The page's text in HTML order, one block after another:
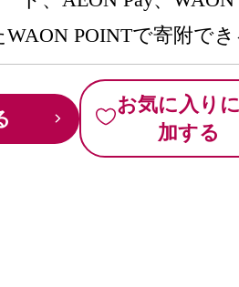
POINTで寄附でき
お気に入り
加する